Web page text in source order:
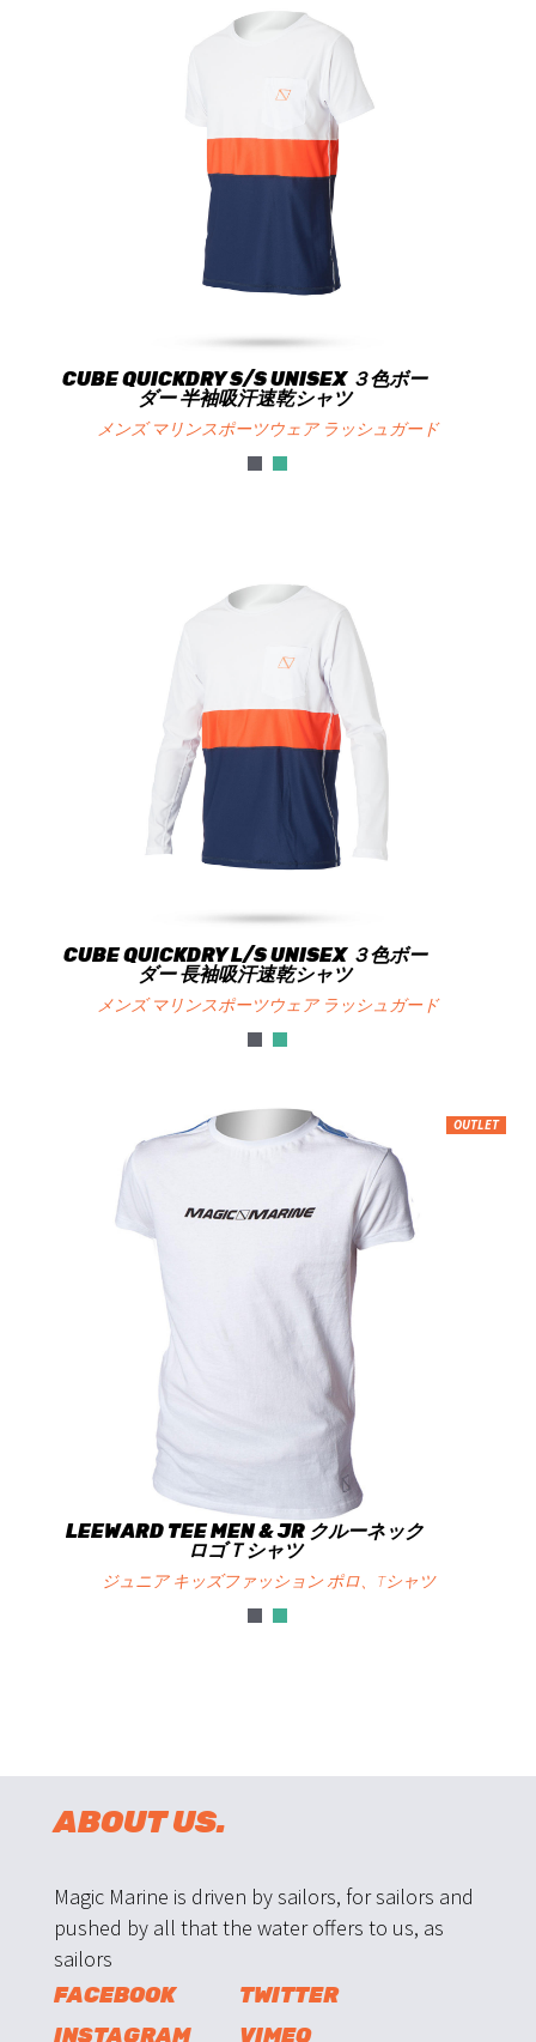
CUBE QUICKDRY S/S UNISEX ３色ボー
ダー 半袖吸汗速乾シャツ
メンズ マリンスポーツウェア ラッシュガード
CUBE QUICKDRY L/S UNISEX ３色ボー
ダー 長袖吸汗速乾シャツ
メンズ マリンスポーツウェア ラッシュガード
OUTLET
LEEWARD TEE MEN & JR クルーネック
ロゴＴシャツ
ジュニア キッズファッション ポロ、Tシャツ
ABOUT US.
Magic Marine is driven by sailors, for sailors and
pushed by all that the water offers to us, as
sailors
FACEBOOK
TWITTER
INSTAGRAM
VIMEO